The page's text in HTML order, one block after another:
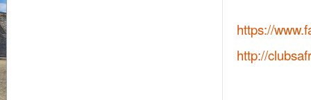
https://
http://